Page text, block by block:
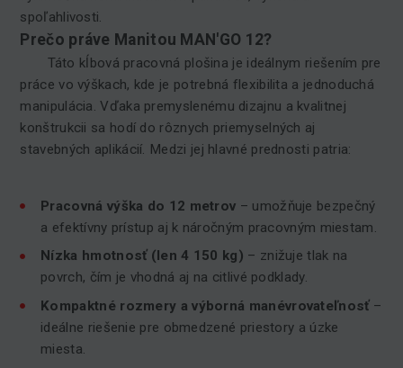
spoľahlivosti.
Prečo práve Manitou MAN'GO 12?
Táto kĺbová pracovná plošina je ideálnym riešením pre
práce vo výškach, kde je potrebná flexibilita a jednoduchá
manipulácia. Vďaka premyslenému dizajnu a kvalitnej
konštrukcii sa hodí do rôznych priemyselných aj
stavebných aplikácií. Medzi jej hlavné prednosti patria:
Pracovná výška do 12 metrov – umožňuje bezpečný
a efektívny prístup aj k náročným pracovným miestam.
Nízka hmotnosť (len 4 150 kg) – znižuje tlak na
povrch, čím je vhodná aj na citlivé podklady.
Kompaktné rozmery a výborná manévrovateľnosť–
ideálne riešenie pre obmedzené priestory a úzke
miesta.